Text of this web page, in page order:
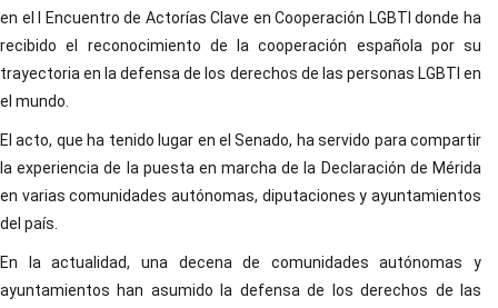
en el I Encuentro de Actorías Clave en Cooperación LGBTI donde ha
recibido el reconocimiento de la cooperación española por su
trayectoria en la defensa de los derechos de las personas LGBTI en
el mundo.
El acto, que ha tenido lugar en el Senado, ha servido para compartir
la experiencia de la puesta en marcha de la Declaración de Mérida
en varias comunidades autónomas, diputaciones y ayuntamientos
del país.
En la actualidad, una decena de comunidades autónomas y
ayuntamientos han asumido la defensa de los derechos de las